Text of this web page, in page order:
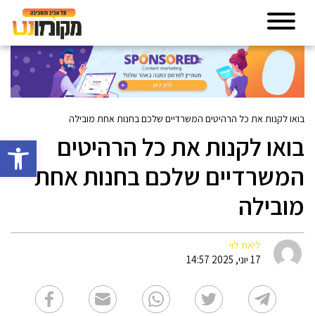
פתח
בואו לקנות את כל הרהיטים המשרדיים שלכם בחנות אחת מובילה
בואו לקנות את כל הרהיטים
המשרדיים שלכם בחנות אחת
מובילה
ליאת לוי
17 יוני, 2025 14:57